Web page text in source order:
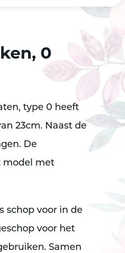
0
type 0 heeft
23cm. Naast de
De
model met
schop voor in de
voor het
Samen